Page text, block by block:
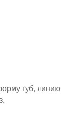
губ, линию